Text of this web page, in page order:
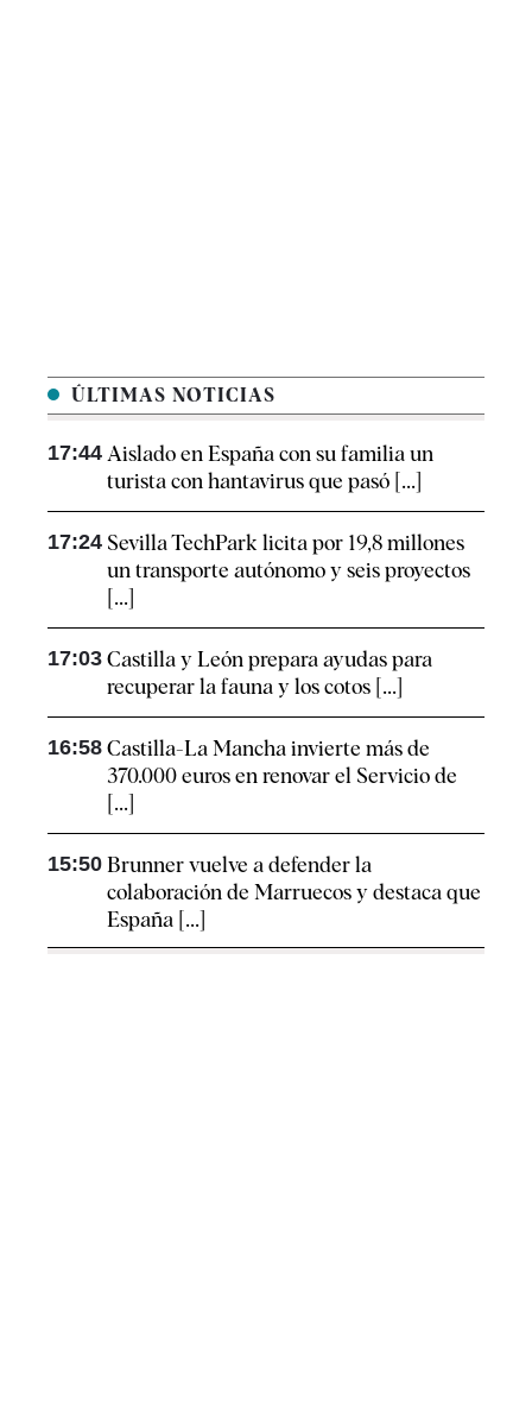
ÚLTIMAS NOTICIAS
17:44 Aislado en España con su familia un
turista con hantavirus que pasó [...]
17:24 Sevilla TechPark licita por 19,8 millones
un transporte autónomo y seis proyectos
[...]
17:03 Castilla y León prepara ayudas para
recuperar la fauna y los cotos [...]
16:58 Castilla-La Mancha invierte más de
370.000 euros en renovar el Servicio de
[...]
15:50 Brunner vuelve a defender la
colaboración de Marruecos y destaca que
España [...]